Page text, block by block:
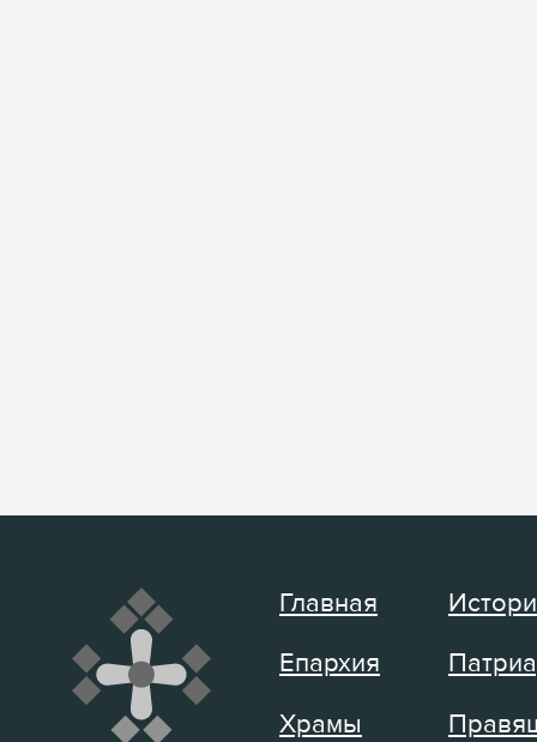
Главная
Епархия
Храмы